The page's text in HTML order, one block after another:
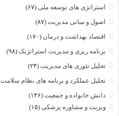
استراتژی های توسعه ملی (۶۷)
اصول و مبانی مدیریت (۸۷)
اقتصاد بهداشت و درمان (۱۷۰)
برنامه ریزی و مدیریت استراتژیک (۹۸)
تحلیل تئوری های مدیریت (۲۴)
تحلیل عملکرد و برنامه های نظام سلامت
دانش خانواده و جمعیت (۱۴۶)
ویزیت و مشاوره پزشکی (۱۵)